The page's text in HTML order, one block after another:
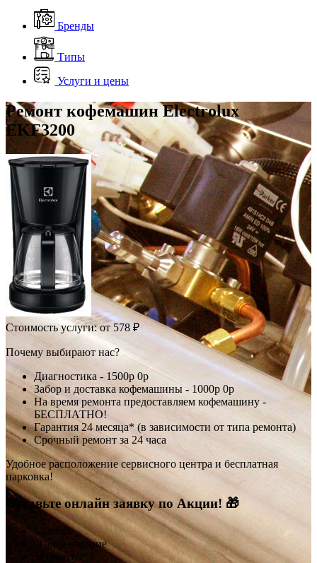
Бренды
Типы
Услуги и цены
Ремонт кофемашин Electrolux
EKF3200
Стоимость услуги:от 578 ₽
Почему выбирают нас?
Диагностика - 1500р 0р
Забор и доставка кофемашины - 1000р 0р
На время ремонта предоставляем кофемашину -
БЕСПЛАТНО!
Гарантия 24 месяца* (в зависимости от типа ремонта)
Срочный ремонт за 24 часа
Удобное расположение сервисного центра и бесплатная
парковка!
Оставьте онлайн заявку по Акции! 🎁
1 Заявка
2Согласование
Ремонт